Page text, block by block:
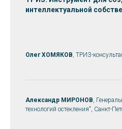
интеллектуальной
Олег ХОМЯКОВ , ТРИЗ-
Александр МИРОНОВ ,
технологий остекления", Санкт-